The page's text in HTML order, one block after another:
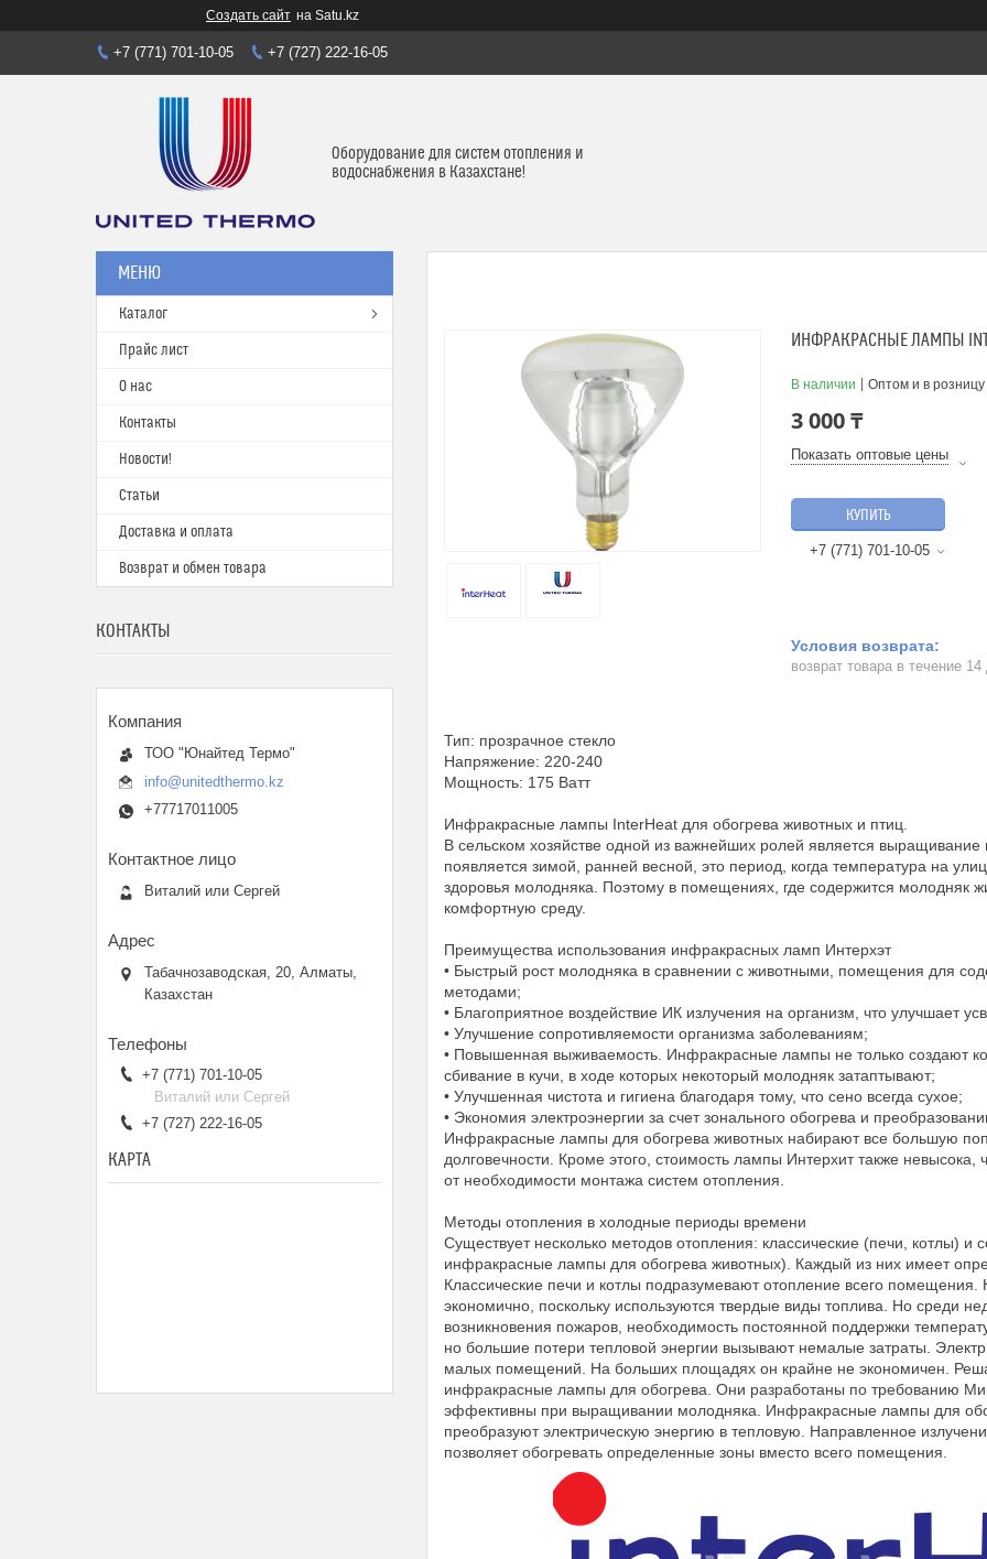
Создать сайт на Satu.kz
+7 (771) 701-10-05 +7 (727) 222-16-05
Оборудование для систем отопления и
водоснабжения в Казахстане!
ИНФРАКРАСНЫЕ ЛАМПЫ
В наличии Оптом и в розницу
3 000 ₸
Показать оптовые цены
КУПИТЬ
+7 (771) 701-10-05
возврат товара в течение
Тип: прозрачное стекло
Напряжение: 220-240
Мощность: 175 Ватт
Инфракрасные лампы InterHeat для обогрева животных и птиц.
В сельском хозяйстве одной из важнейших ролей является
появляется зимой, ранней весной, это период, когда температура на
здоровья молодняка. Поэтому в помещениях, где содержится молодняк
комфортную среду.
Преимущества использования инфракрасных ламп Интерхэт
• Быстрый рост молодняка в сравнении с животными, помещения для
методами;
• Благоприятное воздействие ИК излучения на организм, что улучшает
• Улучшение сопротивляемости организма заболеваниям;
• Повышенная выживаемость. Инфракрасные лампы не только создают
сбивание в кучи, в ходе которых некоторый молодняк затаптывают;
• Улучшенная чистота и гигиена благодаря тому, что сено всегда сухое;
• Экономия электроэнергии за счет зонального обогрева и
Инфракрасные лампы для обогрева животных набирают все большую
долговечности. Кроме этого, стоимость лампы Интерхит также невысока,
от необходимости монтажа систем отопления.
Методы отопления в холодные периоды времени
Существует несколько методов отопления: классические (печи, котлы) и
инфракрасные лампы для обогрева животных). Каждый из них имеет
Классические печи и котлы подразумевают отопление всего помещения.
экономично, поскольку используются твердые виды топлива. Но среди
возникновения пожаров, необходимость постоянной поддержки
но большие потери тепловой энергии вызывают немалые затраты.
малых помещений. На больших площадях он крайне не экономичен.
инфракрасные лампы для обогрева. Они разработаны по требованию
эффективны при выращивании молодняка. Инфракрасные лампы для
преобразуют электрическую энергию в тепловую. Направленное
позволяет обогревать определенные зоны вместо всего помещения.
Каталог
Прайс лист
О нас
Контакты
Новости!
Статьи
Доставка и оплата
Возврат и обмен товара
КОНТАКТЫ
ТОО "Юнайтед Термо"
info@unitedthermo.kz
+77717011005
Виталий или Сергей
Табачнозаводская, 20, Алматы,
Казахстан
+7 (771) 701-10-05
Виталий или Сергей
+7 (727) 222-16-05
КАРТА